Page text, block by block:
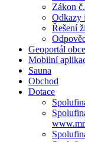
Zákon
Odkazy
Řešení
Geoportál obce
Mobilní
Sauna
Obchod
Dotace